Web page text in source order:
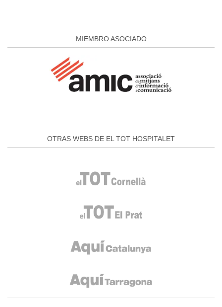
MIEMBRO ASOCIADO
OTRAS WEBS DE EL TOT HOSPITALET